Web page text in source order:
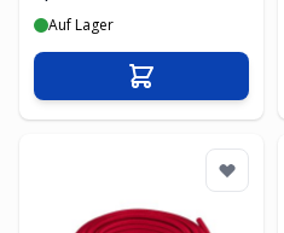
Auf Lager
In den Warenkorb